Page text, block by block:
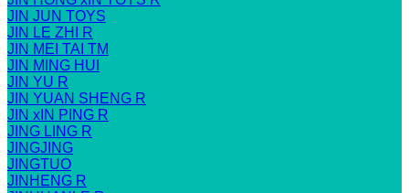
JIN JUN TOYS
JIN LE ZHI R
JIN MEI TAI TM
JIN MING HUI
JIN YU R
JIN YUAN SHENG R
JIN xIN PING R
JING LING R
JINGJING
JINGTUO
JINHENG R